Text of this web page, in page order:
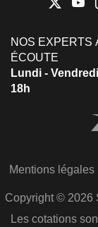
NOS EXPERTS
ÉCOUTE
Lundi -
18h
Mentions légales
Copyright © 2026
Les cotations